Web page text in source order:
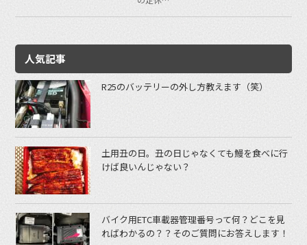
人気記事
R25のバッテリーの外し方教えます（笑）
土用丑の日。丑の日じゃなくても鰻を食べに行
けば良いんじゃない？
バイク用ETC車載器管理番号って何？どこを見
ればわかるの？？そのご質問にお答えします！